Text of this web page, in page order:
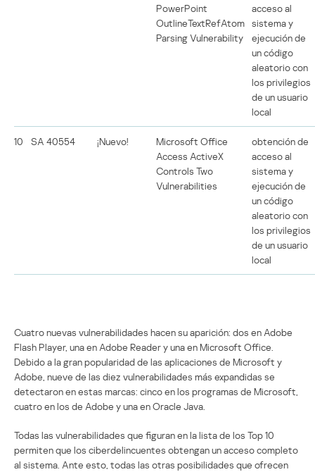
PowerPoint
OutlineTextRefAtom
Parsing Vulnerability
acceso al
sistema y
ejecución de
un código
aleatorio con
los privilegios
de un usuario
local
10 SA 40554 ¡Nuevo!
Microsoft Office
Access ActiveX
Controls Two
Vulnerabilities
obtención de
acceso al
sistema y
ejecución de
un código
aleatorio con
los privilegios
de un usuario
local
Cuatro nuevas vulnerabilidades hacen su aparición: dos en Adobe
Flash Player, una en Adobe Reader y una en Microsoft Office.
Debido a la gran popularidad de las aplicaciones de Microsoft y
Adobe, nueve de las diez vulnerabilidades más expandidas se
detectaron en estas marcas: cinco en los programas de Microsoft,
cuatro en los de Adobe y una en Oracle Java.
Todas las vulnerabilidades que figuran en la lista de los Top 10
permiten que los ciberdelincuentes obtengan un acceso completo
al sistema. Ante esto, todas las otras posibilidades que ofrecen